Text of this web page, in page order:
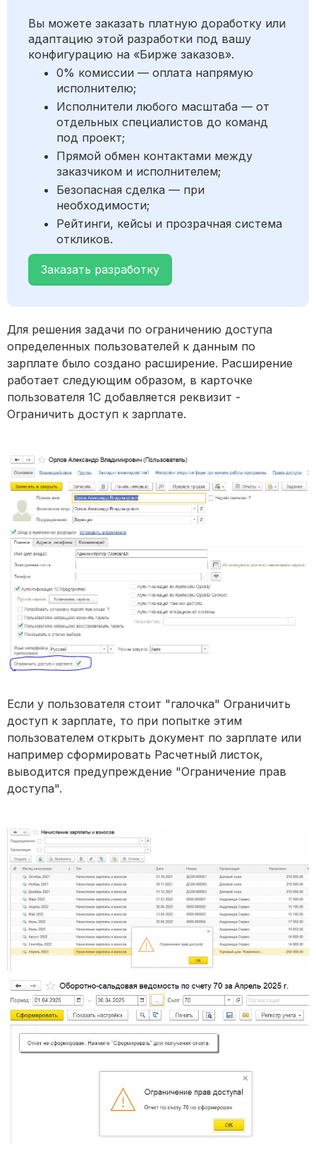
Вы можете заказать платную доработку или
адаптацию этой разработки под вашу
конфигурацию на «Бирже заказов».
0% комиссии — оплата напрямую
исполнителю;
Исполнители любого масштаба — от
отдельных специалистов до команд
под проект;
Прямой обмен контактами между
заказчиком и исполнителем;
Безопасная сделка — при
необходимости;
Рейтинги, кейсы и прозрачная система
откликов.
Заказать разработку
Для решения задачи по ограничению доступа
определенных пользователей к данным по
зарплате было создано расширение. Расширение
работает следующим образом, в карточке
пользователя 1С добавляется реквизит -
Ограничить доступ к зарплате.
Если у пользователя стоит "галочка" Ограничить
доступ к зарплате, то при попытке этим
пользователем открыть документ по зарплате или
например сформировать Расчетный листок,
выводится предупреждение "Ограничение прав
доступа".